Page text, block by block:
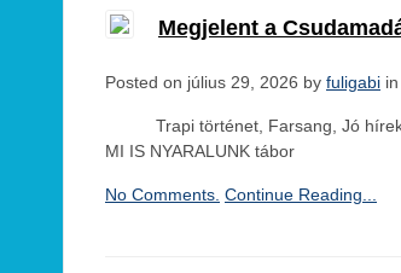
Megjelent a
Posted on július 29, 2026 by fuligabi in
Trapi történet, Farsang, Jó hírek,
MI IS NYARALUNK tábor
No Comments. Continue Reading...